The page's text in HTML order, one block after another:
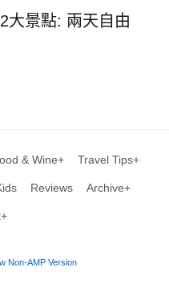
大景點: 兩天自由
& Wine+ Travel Tips+
Reviews Archive+
Non-AMP Version